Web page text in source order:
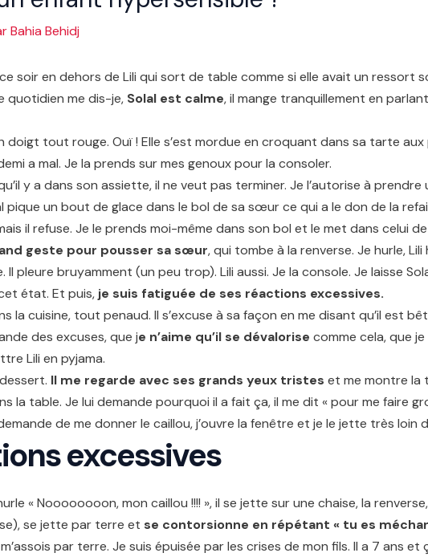
Bahia Behidj
soir en dehors de Lili qui sort de table comme si elle avait un ressort
quotidien me dis-je, Solal est calme, il mange tranquillement en
tout rouge. Ouï ! Elle s’est mordue en croquant dans sa tarte aux
a mal. Je la prends sur mes genoux pour la consoler.
y a dans son assiette, il ne veut pas terminer. Je l’autorise à
pique un bout de glace dans le bol de sa sœur ce qui a le don de la
il refuse. Je le prends moi-même dans son bol et le met dans celui
geste pour pousser sa sœur, qui tombe à la renverse. Je hurle,
pleure bruyamment (un peu trop). Lili aussi. Je la console. Je laisse
état. Et puis, je suis fatiguée de ses réactions excessives.
la cuisine, tout penaud. Il s’excuse à sa façon en me disant qu’il est
des excuses, que je n’aime qu’il se dévalorise comme cela, que
Lili en pyjama.
Il me regarde avec ses grands yeux tristes et me montre la
la table. Je lui demande pourquoi il a fait ça, il me dit « pour me faire
de me donner le caillou, j’ouvre la fenêtre et je le jette très loin
excessives
« Noooooooon, mon caillou !!!! », il se jette sur une chaise, la
se jette par terre et se contorsionne en répétant « tu es
par terre. Je suis épuisée par les crises de mon fils. Il a 7 ans